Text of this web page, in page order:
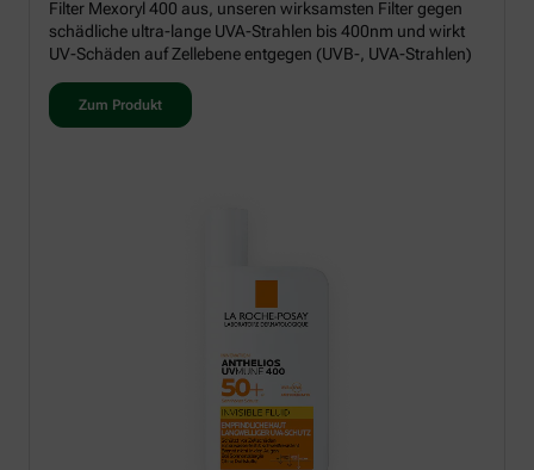
Filter Mexoryl 400 aus, unseren wirksamsten Filter gegen
schädliche ultra-lange UVA-Strahlen bis 400nm und wirkt
UV-Schäden auf Zellebene entgegen (UVB-, UVA-Strahlen)
Zum Produkt